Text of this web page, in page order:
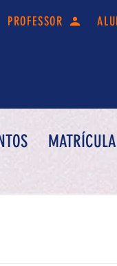
PROFESSOR
MATRÍCULA